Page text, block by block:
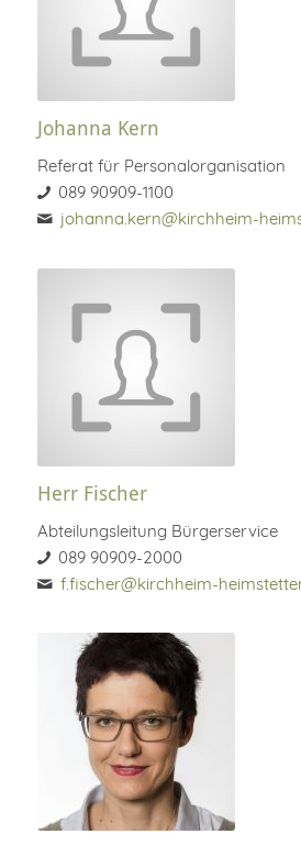
Johanna Kern
Referat für Personalorganisation
089 90909-1100
johanna.kern@kirchheim-
Herr Fischer
Abteilungsleitung Bürgerservice
089 90909-2000
f.fischer@kirchheim-